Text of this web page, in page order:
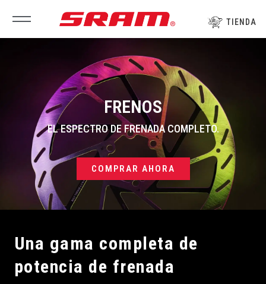
TIENDA
FRENOS
EL ESPECTRO DE FRENADA COMPLETO.
COMPRAR AHORA
Una gama completa de
potencia de frenada